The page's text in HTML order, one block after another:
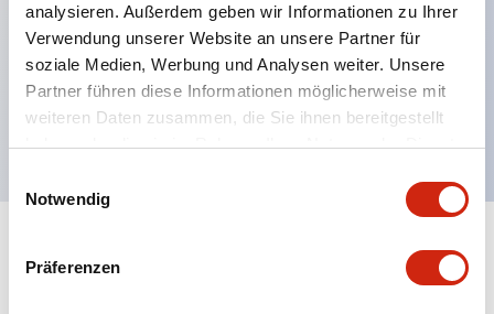
analysieren. Außerdem geben wir Informationen zu Ihrer
Verwendung unserer Website an unsere Partner für
soziale Medien, Werbung und Analysen weiter. Unsere
Partner führen diese Informationen möglicherweise mit
weiteren Daten zusammen, die Sie ihnen bereitgestellt
haben oder die sie im Rahmen Ihrer Nutzung der Dienste
Notwendig
Präferenzen
obere Montagehalterung
Montageoptionen umfassen obere Montage, DIN-
Fassung, Leiterplattenfassung oder Schalttafel-
Fassung
Spezifikationen Alle erweitern+